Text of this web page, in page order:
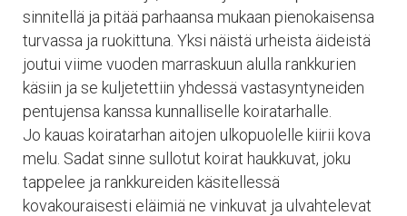
sinnitellä ja pitää parhaansa mukaan pienokaisensa
turvassa ja ruokittuna. Yksi näistä urheista äideistä
joutui viime vuoden marraskuun alulla rankkurien
käsiin ja se kuljetettiin yhdessä vastasyntyneiden
pentujensa kanssa kunnalliselle koiratarhalle.
Jo kauas koiratarhan aitojen ulkopuolelle kiirii kova
melu. Sadat sinne sullotut koirat haukkuvat, joku
tappelee ja rankkureiden käsitellessä
kovakouraisesti eläimiä ne vinkuvat ja ulvahtelevat